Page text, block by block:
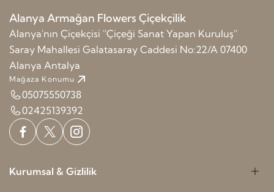
Alanya Armağan Flowers Çiçekçilik
Alanya'nın Çiçekçisi ''Çiçeği Sanat Yapan Kuruluş''
Saray Mahallesi Galatasaray Caddesi No:22/A 07400
Alanya Antalya
Mağaza Konumu
05075550738
02425139392
Kurumsal & Gizlilik